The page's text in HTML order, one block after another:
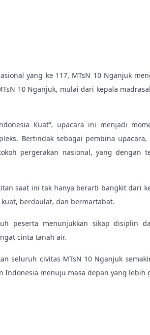
yang ke 117, MTsN 10 Nganjuk
10 Nganjuk, mulai dari kepala
Kuat”, upacara ini menjadi
Bertindak sebagai pembina
pergerakan nasional, yang dengan
saat ini tak hanya berarti bangkit dari
berdaulat, dan bermartabat.
peserta menunjukkan sikap disiplin
cinta tanah air.
seluruh civitas MTsN 10 Nganjuk
menuju masa depan yang lebih